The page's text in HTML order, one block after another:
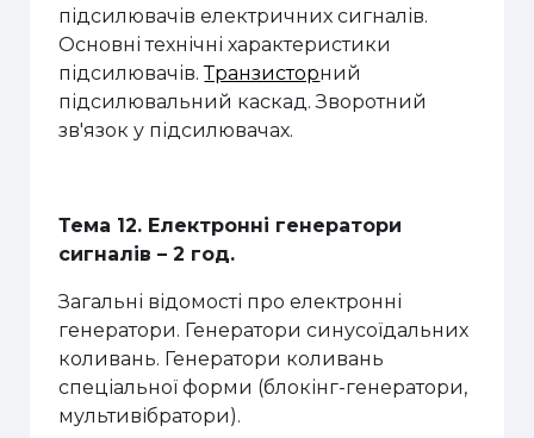
підсилювачів електричних сигналів.
Основні технічні характеристики
підсилювачів.Транзисторний
підсилювальний каскад. Зворотний
зв'язок у підсилювачах.
Тема 12. Електронні генератори
сигналів –2 год.
Загальні відомості про електронні
генератори. Генератори синусоїдальних
коливань. Генератори коливань
спеціальної форми (блокінг-генератори,
мультивібратори).